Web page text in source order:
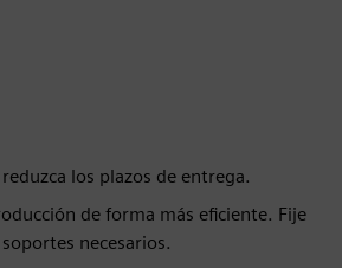
los plazos de entrega.
de forma más eficiente. Fije
necesarios.